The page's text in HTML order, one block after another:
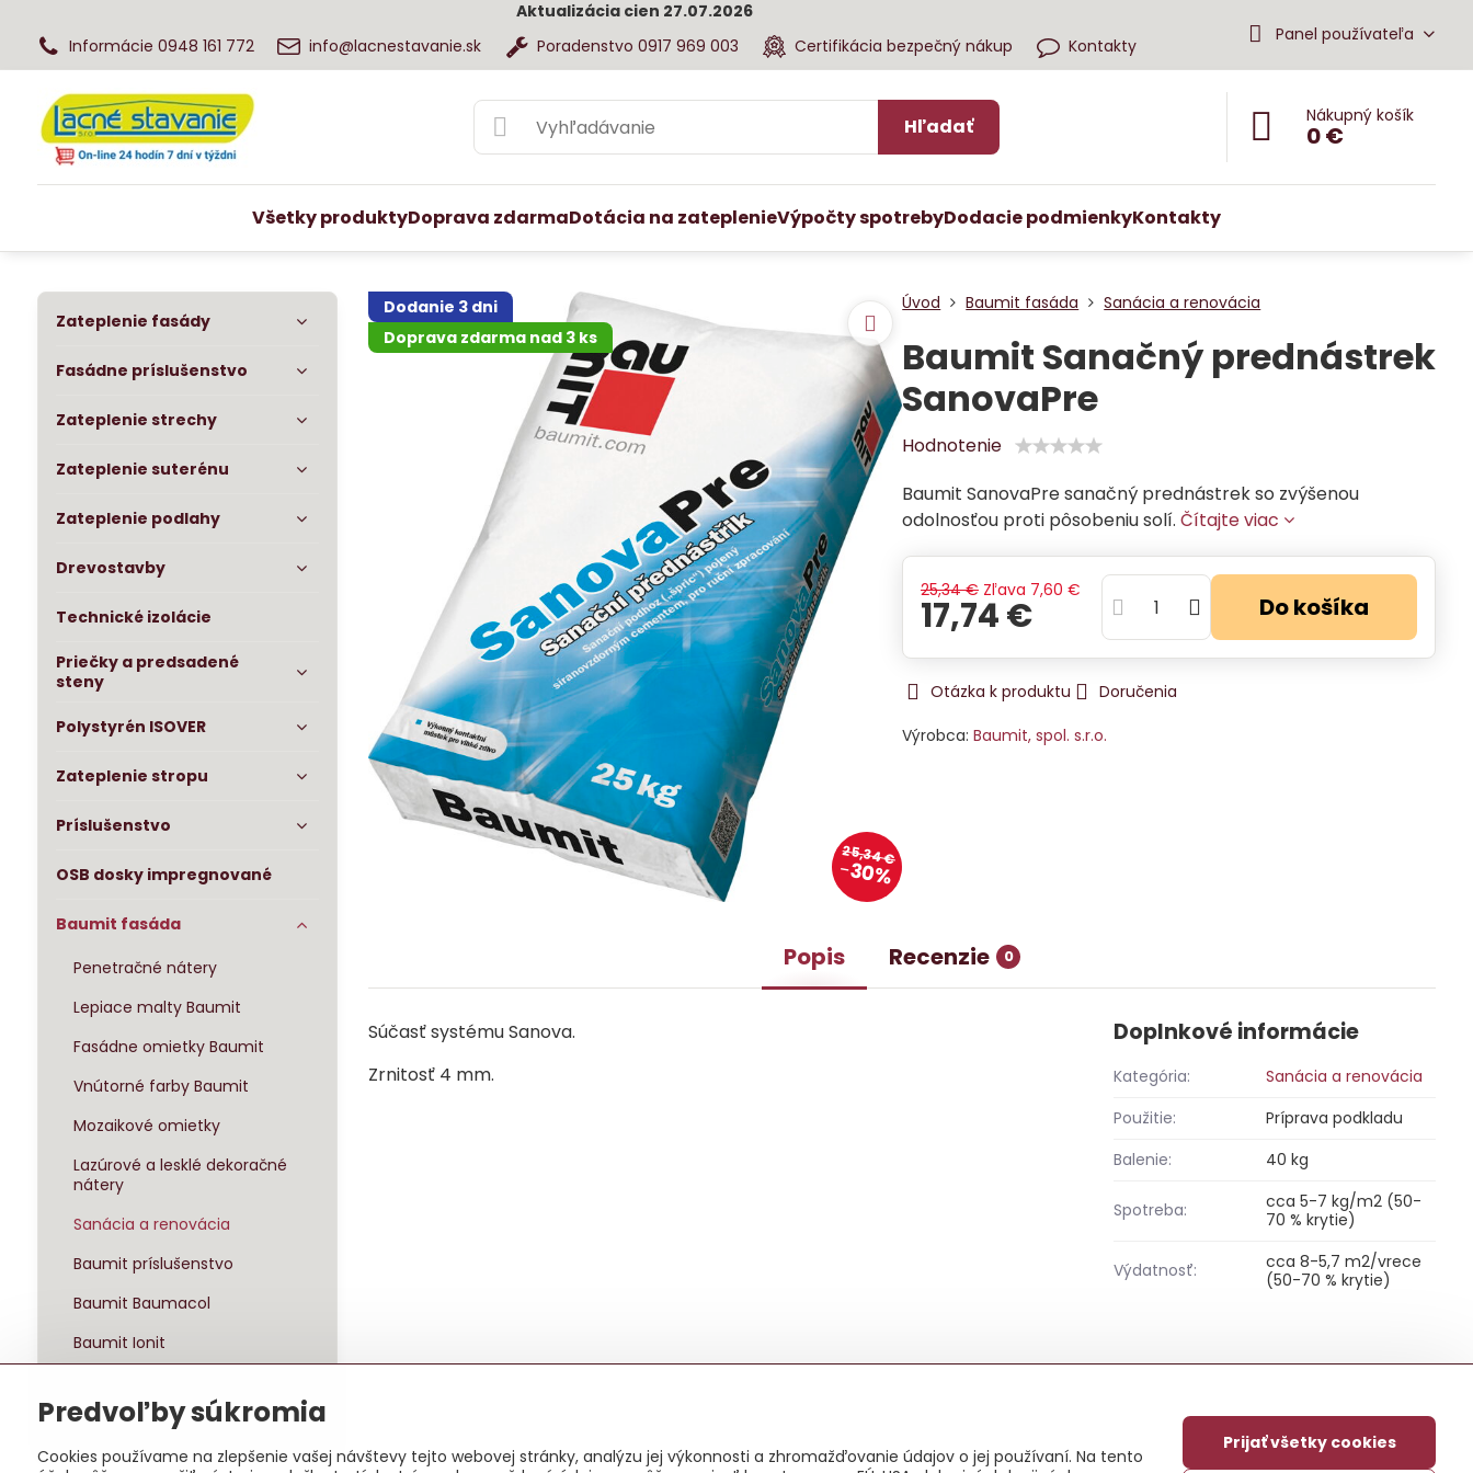
Aktualizácia cien 27.07.2026
Informácie 0948 161 772
info@lacnestavanie.sk Poradenstvo 0917 969 003 Certifikácia bezpečný nákup Kontakty
Panel používateľa
Hľadať Nákupný košík
0 €
Všetky produktyDoprava zdarmaDotácia na zateplenieVýpočty spotrebyDodacie podmienkyKontakty
Dodanie 3 dni
Doprava zdarma nad 3 ks
25,34 €
30%
Úvod Baumit fasáda Sanácia a renovácia
Baumit Sanačný prednástrek
SanovaPre
Hodnotenie
Baumit SanovaPre sanačný prednástrek so zvýšenou
odolnosťou proti pôsobeniu solí.Čítajte viac
25,34 € Zľava 7,60 €
17,74 € Do košíka
Otázka k produktu
Doručenia
Výrobca:Baumit, spol. s.r.o.
Popis Recenzie 0
Súčasť systému Sanova.
Zrnitosť 4 mm.
Doplnkové informácie
Kategória:
Sanácia a renovácia
Použitie:
Príprava podkladu
Balenie:
40 kg
Spotreba:
cca 5-7 kg/m2 (50-
70 % krytie)
Výdatnosť:
cca 8-5,7 m2/vrece
(50-70 % krytie)
Zateplenie fasády
Fasádne príslušenstvo
Zateplenie strechy
Zateplenie suterénu
Zateplenie podlahy
Drevostavby
Technické izolácie
Priečky a predsadené
steny
Polystyrén ISOVER
Zateplenie stropu
Príslušenstvo
OSB dosky impregnované
Baumit fasáda
Penetračné nátery
Lepiace malty Baumit
Fasádne omietky Baumit
Vnútorné farby Baumit
Mozaikové omietky
Lazúrové a lesklé dekoračné
nátery
Sanácia a renovácia
Baumit príslušenstvo
Baumit Baumacol
Baumit Ionit
Sady zateplenia
Predvoľby súkromia
Cookies používame na zlepšenie vašej návštevy tejto webovej stránky, analýzu jej výkonnosti a zhromažďovanie údajov o jej používaní. Na tento
Prijať všetky cookies